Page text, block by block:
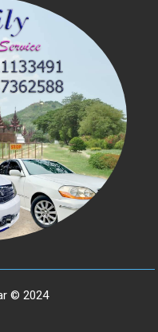
© 2024